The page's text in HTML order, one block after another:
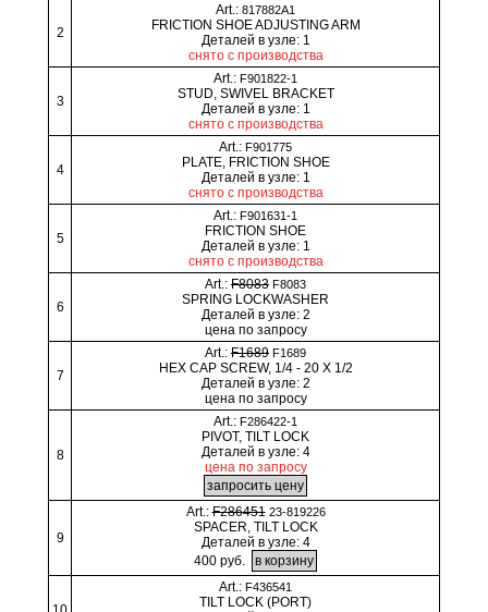
2
Art.: 817882A1
FRICTION SHOE ADJUSTING ARM
Деталей в узле: 1
снято с производства
3
Art.: F901822-1
STUD, SWIVEL BRACKET
Деталей в узле: 1
снято с производства
4
Art.: F901775
PLATE, FRICTION SHOE
Деталей в узле: 1
снято с производства
5
Art.: F901631-1
FRICTION SHOE
Деталей в узле: 1
снято с производства
6
Art.: F8083 F8083
SPRING LOCKWASHER
Деталей в узле: 2
цена по запросу
7
Art.: F1689 F1689
HEX CAP SCREW, 1/4 - 20 X 1/2
Деталей в узле: 2
цена по запросу
8
Art.: F286422-1
PIVOT, TILT LOCK
Деталей в узле: 4
цена по запросу
9
Art.:F286451 23-819226
SPACER, TILT LOCK
Деталей в узле: 4
400 руб.
Art.: F436541
TILT LOCK (PORT)